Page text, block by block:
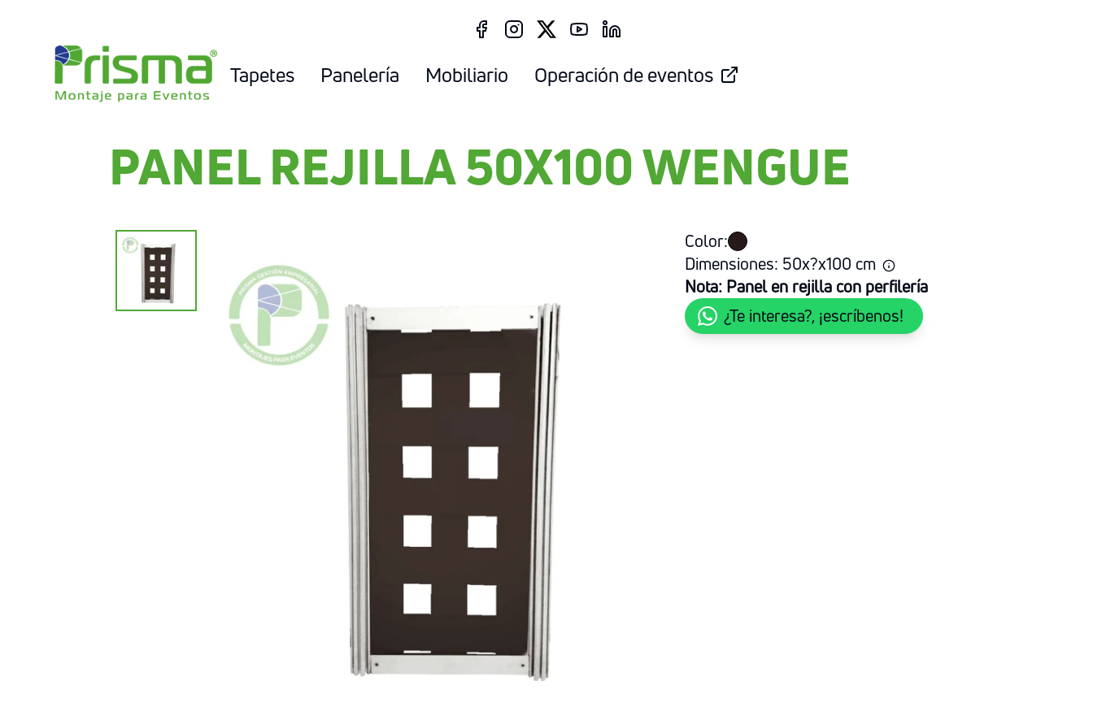
Tapetes Panelería Mobiliario Operación de eventos
PANEL REJILLA 50X100 WENGUE
Color:
Dimensiones: 50x?x100 cm
Nota: Panel en rejilla con perfilería
¿Te interesa?, ¡escríbenos!